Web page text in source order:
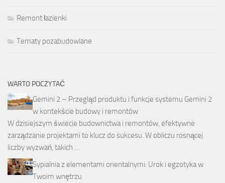
Remont łazienki
Tematy pozabudowlane
WARTO POCZYTAĆ
Gemini 2 – Przegląd produktu i funkcje systemu Gemini 2
w kontekście budowy i remontów
W dzisiejszym świecie budownictwa i remontów, efektywne
zarządzanie projektami to klucz do sukcesu. W obliczu rosnącej
liczby wyzwań, takich …
Sypialnia z elementami orientalnymi: Urok i egzotyka w
Twoim wnętrzu